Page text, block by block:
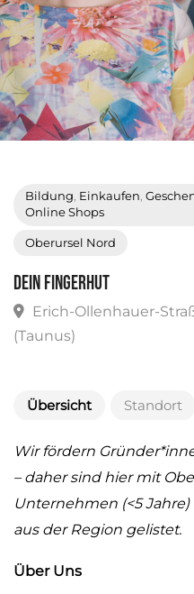
Bildung, Einkaufen
Oberursel Nord
DEiN FiNGERHUT
Übersicht Standort
Wir fördern
– daher sind hier mit
Unternehmen (<5
aus der Region gelistet.
Über Uns